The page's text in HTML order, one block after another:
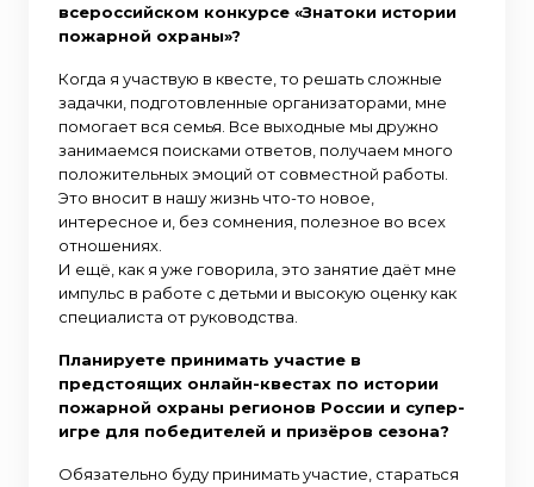
всероссийском конкурсе «Знатоки истории
пожарной охраны»?
Когда я участвую в квесте, то решать сложные
задачки, подготовленные организаторами, мне
помогает вся семья. Все выходные мы дружно
занимаемся поисками ответов, получаем много
положительных эмоций от совместной работы.
Это вносит в нашу жизнь что-то новое,
интересное и, без сомнения, полезное во всех
отношениях.
И ещё, как я уже говорила, это занятие даёт мне
импульс в работе с детьми и высокую оценку как
специалиста от руководства.
Планируете принимать участие в
предстоящих онлайн-квестах по истории
пожарной охраны регионов России и супер-
игре для победителей и призёров сезона?
Обязательно буду принимать участие, стараться